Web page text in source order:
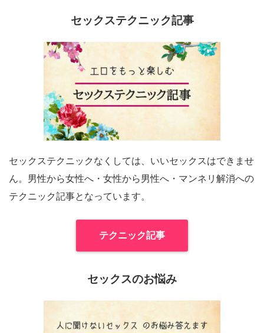
セックステクニック記事
セックステクニックなくしては、いいセックスはできませ
ん。男性から女性へ・女性から男性へ・マンネリ解消への
テクニック記事となっています。
テクニック記事
セックスのお悩み